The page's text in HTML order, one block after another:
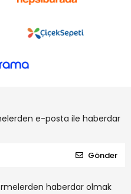
e-posta ile haberdar
Gönder
haberdar olmak